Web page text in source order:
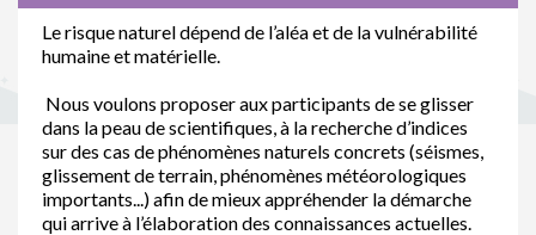
Le risque naturel dépend de l’aléa et de la vulnérabilité
humaine et matérielle.
Nous voulons proposer aux participants de se glisser
dans la peau de scientifiques, à la recherche d’indices
sur des cas de phénomènes naturels concrets (séismes,
glissement de terrain, phénomènes météorologiques
importants...) afin de mieux appréhender la démarche
qui arrive à l’élaboration des connaissances actuelles.